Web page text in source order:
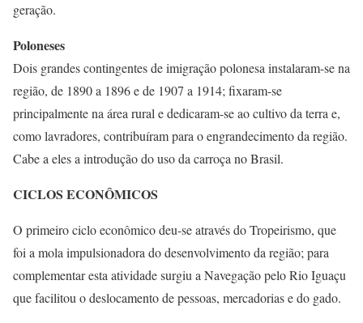
geração.
Poloneses
Dois grandes contingentes de imigração polonesa instalaram-se na
região, de 1890 a 1896 e de 1907 a 1914; fixaram-se
principalmente na área rural e dedicaram-se ao cultivo da terra e,
como lavradores, contribuíram para o engrandecimento da região.
Cabe a eles a introdução do uso da carroça no Brasil.
CICLOS ECONÔMICOS
O primeiro ciclo econômico deu-se através do Tropeirismo, que
foi a mola impulsionadora do desenvolvimento da região; para
complementar esta atividade surgiu a Navegação pelo Rio Iguaçu
que facilitou o deslocamento de pessoas, mercadorias e do gado.